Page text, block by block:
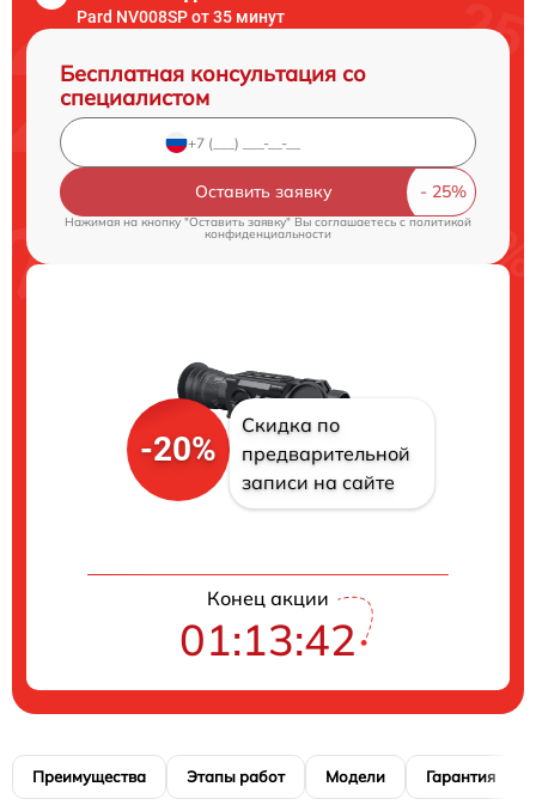
Pard NV008SP от 35 минут
Бесплатная консультация со
специалистом
Оставить заявку
Нажимая на кнопку "Оставить заявку" Вы соглашаетесь c политикой
конфиденциальности
-20%
Скидка по
предварительной
записи на сайте
Конец акции
01:13:41
Преимущества Этапы работ Модели Гарантия